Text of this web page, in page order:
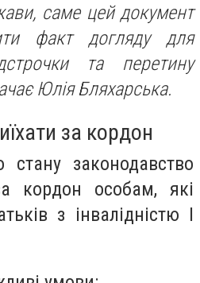
саме цей документ
факт догляду для
та перетину
Юлія Бляхарська.
за кордон
стану законодавство
кордон особам, які
з інвалідністю I